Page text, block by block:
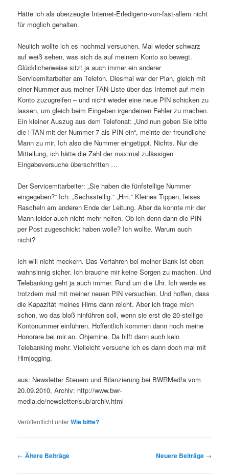
Hätte ich als überzeugte Internet-Erledigerin-von-fast-allem nicht
für möglich gehalten.
Neulich wollte ich es nochmal versuchen. Mal wieder schwarz
auf weiß sehen, was sich da auf meinem Konto so bewegt.
Glücklicherweise sitzt ja auch immer ein anderer
Servicemitarbeiter am Telefon. Diesmal war der Plan, gleich mit
einer Nummer aus meiner TAN-Liste über das Internet auf mein
Konto zuzugreifen – und nicht wieder eine neue PIN schicken zu
lassen, um gleich beim Eingeben irgendeinen Fehler zu machen.
Ein kleiner Auszug aus dem Telefonat: „Und nun geben Sie bitte
die i-TAN mit der Nummer 7 als PIN ein“, meinte der freundliche
Mann zu mir. Ich also die Nummer eingetippt. Nichts. Nur die
Mitteilung, ich hätte die Zahl der maximal zulässigen
Eingabeversuche überschritten …
Der Servicemitarbeiter: „Sie haben die fünfstellige Nummer
eingegeben?“ Ich: „Sechsstellig.“ „Hm.“ Kleines Tippen, leises
Rascheln am anderen Ende der Leitung. Aber da konnte mir der
Mann leider auch nicht mehr helfen. Ob ich denn dann die PIN
per Post zugeschickt haben wolle? Ich wollte. Warum auch
nicht?
Ich will nicht meckern. Das Verfahren bei meiner Bank ist eben
wahnsinnig sicher. Ich brauche mir keine Sorgen zu machen. Und
Telebanking geht ja auch immer. Rund um die Uhr. Ich werde es
trotzdem mal mit meiner neuen PIN versuchen. Und hoffen, dass
die Kapazität meines Hirns dann reicht. Aber ich frage mich
schon, wo das bloß hinführen soll, wenn sie erst die 20-stellige
Kontonummer einführen. Hoffentlich kommen dann noch meine
Honorare bei mir an. Ohjemine. Da hilft dann auch kein
Telebanking mehr. Vielleicht versuche ich es dann doch mal mit
Hirnjogging.
aus: Newsletter Steuern und Bilanzierung bei BWRMed!a vom
20.09.2010, Archiv: http://www.bwr-
media.de/newsletter/sub/archiv.html
Veröffentlicht unterWie bitte?
Beitragsnavigation
← Ältere Beiträge Neuere Beiträge →